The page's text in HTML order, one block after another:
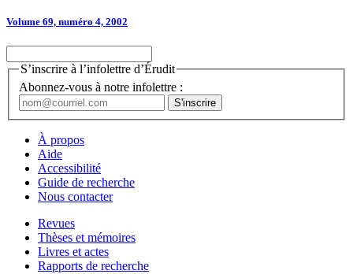
Volume 69, numéro 4, 2002
S’inscrire à l’infolettre d’Érudit
Abonnez-vous à notre infolettre :
À propos
Aide
Accessibilité
Guide de recherche
Nous contacter
Revues
Thèses et mémoires
Livres et actes
Rapports de recherche